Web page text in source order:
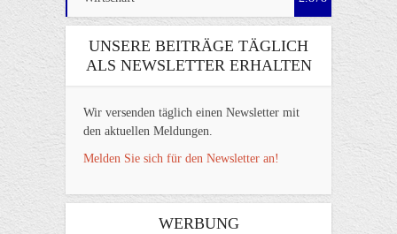
UNSERE BEITRÄGE TÄGLICH
ALS NEWSLETTER ERHALTEN
Wir versenden täglich einen Newsletter mit
den aktuellen Meldungen.
Melden Sie sich für den Newsletter an!
WERBUNG